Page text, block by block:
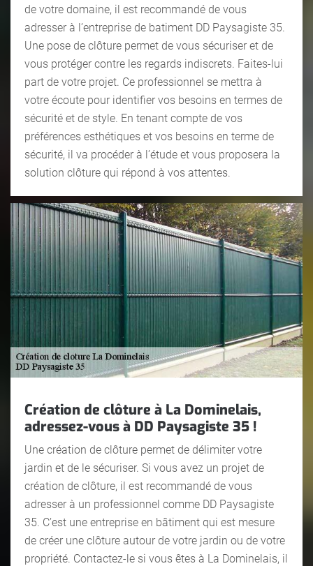
de votre domaine, il est recommandé de vous
adresser à l’entreprise de batiment DD Paysagiste 35.
Une pose de clôture permet de vous sécuriser et de
vous protéger contre les regards indiscrets. Faites-lui
part de votre projet. Ce professionnel se mettra à
votre écoute pour identifier vos besoins en termes de
sécurité et de style. En tenant compte de vos
préférences esthétiques et vos besoins en terme de
sécurité, il va procéder à l’étude et vous proposera la
solution clôture qui répond à vos attentes.
Création de clôture à La Dominelais,
adressez-vous à DD Paysagiste 35 !
Une création de clôture permet de délimiter votre
jardin et de le sécuriser. Si vous avez un projet de
création de clôture, il est recommandé de vous
adresser à un professionnel comme DD Paysagiste
35. C’est une entreprise en bâtiment qui est mesure
de créer une clôture autour de votre jardin ou de votre
propriété. Contactez-le si vous êtes à La Dominelais, il